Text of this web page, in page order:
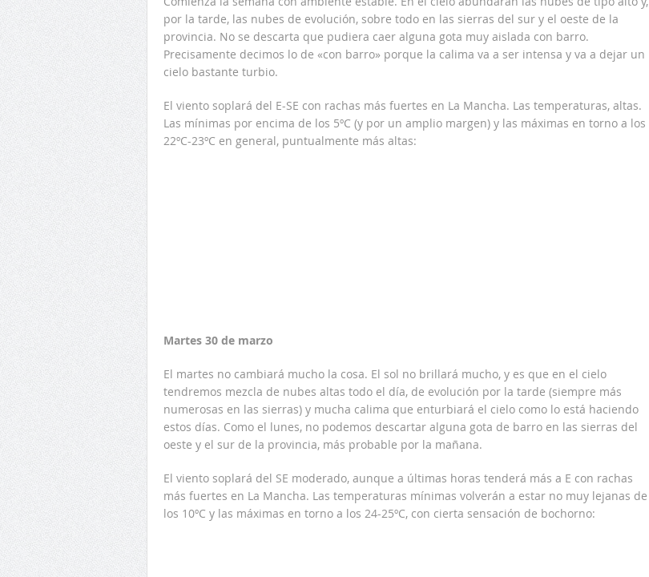
por la tarde, las nubes de evolución, sobre todo en las sierras del sur y el oeste de la
provincia. No se descarta que pudiera caer alguna gota muy aislada con barro.
Precisamente decimos lo de «con barro» porque la calima va a ser intensa y va a dejar un
cielo bastante turbio.
El viento soplará del E-SE con rachas más fuertes en La Mancha. Las temperaturas, altas.
Las mínimas por encima de los 5ºC (y por un amplio margen) y las máximas en torno a los
22ºC-23ºC en general, puntualmente más altas:
Martes 30 de marzo
El martes no cambiará mucho la cosa. El sol no brillará mucho, y es que en el cielo
tendremos mezcla de nubes altas todo el día, de evolución por la tarde (siempre más
numerosas en las sierras) y mucha calima que enturbiará el cielo como lo está haciendo
estos días. Como el lunes, no podemos descartar alguna gota de barro en las sierras del
oeste y el sur de la provincia, más probable por la mañana.
El viento soplará del SE moderado, aunque a últimas horas tenderá más a E con rachas
más fuertes en La Mancha. Las temperaturas mínimas volverán a estar no muy lejanas de
los 10ºC y las máximas en torno a los 24-25ºC, con cierta sensación de bochorno: